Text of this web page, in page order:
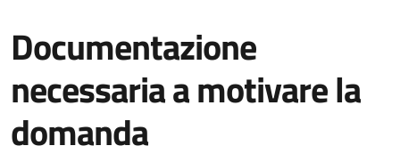
Documentazione
necessaria a motivare la
domanda